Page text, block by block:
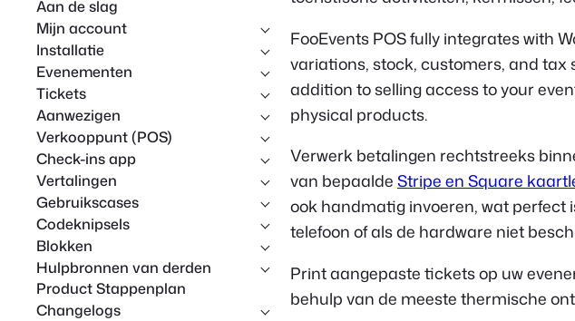
Aan de slag
Mijn account
Installatie
Evenementen
Tickets
Aanwezigen
Verkooppunt (POS)
Check-ins app
Vertalingen
Gebruikscases
Codeknipsels
Blokken
Hulpbronnen van derden
Product Stappenplan
Changelogs
FooEvents POS fully integrates with
variations, stock, customers, and
addition to selling access to your
physical products.
Verwerk betalingen rechtstreeks
van bepaalde Stripe en Square
ook handmatig invoeren, wat perfect
telefoon of als de hardware niet
Print aangepaste tickets op uw
behulp van de meeste thermische